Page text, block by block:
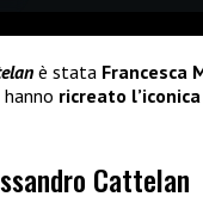
è stata Francesca
hanno ricreato
Cattelan